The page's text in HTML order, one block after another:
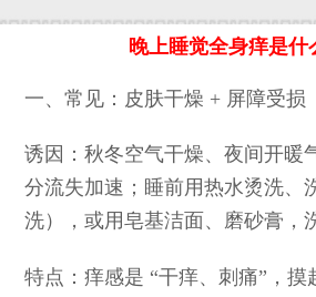
晚上睡觉全身痒是什
一、常见：皮肤干燥 + 屏障受损
诱因：秋冬空气干燥、夜间开暖
分流失加速；睡前用热水烫洗、
洗），或用皂基洁面、磨砂膏，
特点：痒感是 “干痒、刺痛”，